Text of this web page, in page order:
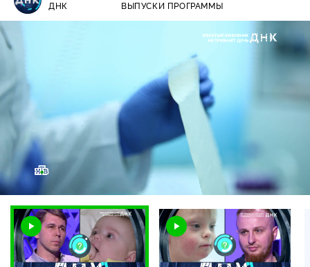
ДНК
ВЫПУСКИ ПРОГРАММЫ
Загрузка:
1.25%